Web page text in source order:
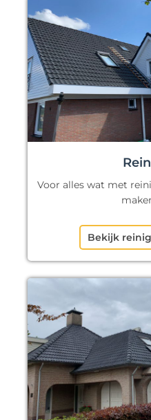
Voor alles wat met
Bekijk